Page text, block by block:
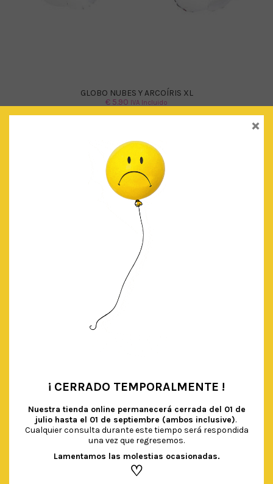
GLOBO NUBES Y ARCOÍRIS XL
€ 5.90 IVA Incluido
BOTELLITAS DE PLÁSTICO
€0.90 IVA Incluido
¡ CERRADO TEMPORALMENTE !
Nuestra tienda online permanecerá cerrada del 01 de
julio hasta el 01 de septiembre (ambos inclusive).
Cualquier consulta durante este tiempo será respondida
una vez que regresemos.
Lamentamos las molestias ocasionadas.
♡
×